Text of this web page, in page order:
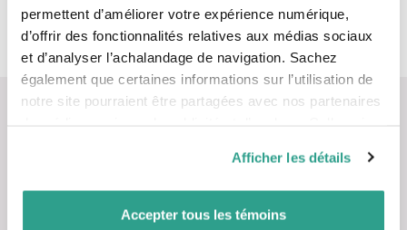
permettent d’améliorer votre expérience numérique,
d’offrir des fonctionnalités relatives aux médias sociaux
et d’analyser l’achalandage de navigation. Sachez
également que certaines informations sur l’utilisation de
notre site pourraient être partagées avec nos partenaires
vous leur auriez fournies ou qu’ils auraient collectées lors
de votre utilisation de leurs services.
Afficher les détails
Accepter tous les témoins
Conseillers
Nous contacter